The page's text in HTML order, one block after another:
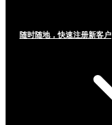
随时随地，快速注册新客户